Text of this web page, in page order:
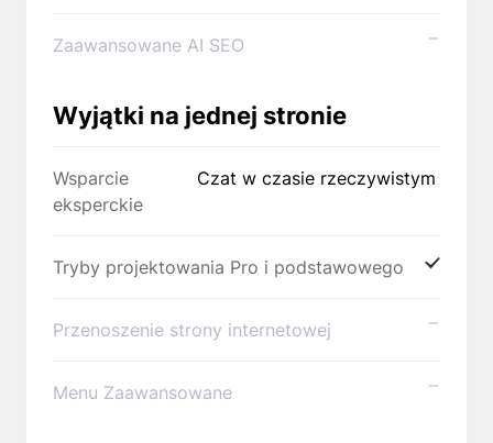
Zaawansowane AI SEO
Wyjątki na jednej stronie
Wsparcie
eksperckie
Czat w czasie rzeczywistym
Tryby projektowania Pro i podstawowego
Przenoszenie strony internetowej
Menu Zaawansowane